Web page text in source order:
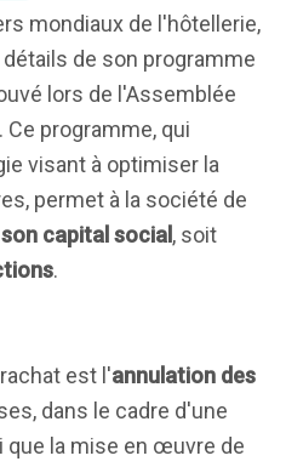
mondiaux de l'hôtellerie,
de son programme
lors de l'Assemblée
Ce programme, qui
visant à optimiser la
permet à la société de
son capital social , soit
.
est l'annulation des
dans le cadre d'une
que la mise en œuvre de